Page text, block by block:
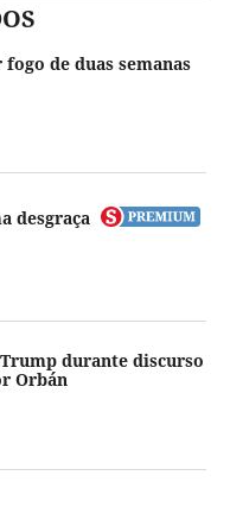
de duas semanas
desgraça
durante discurso
Orbán